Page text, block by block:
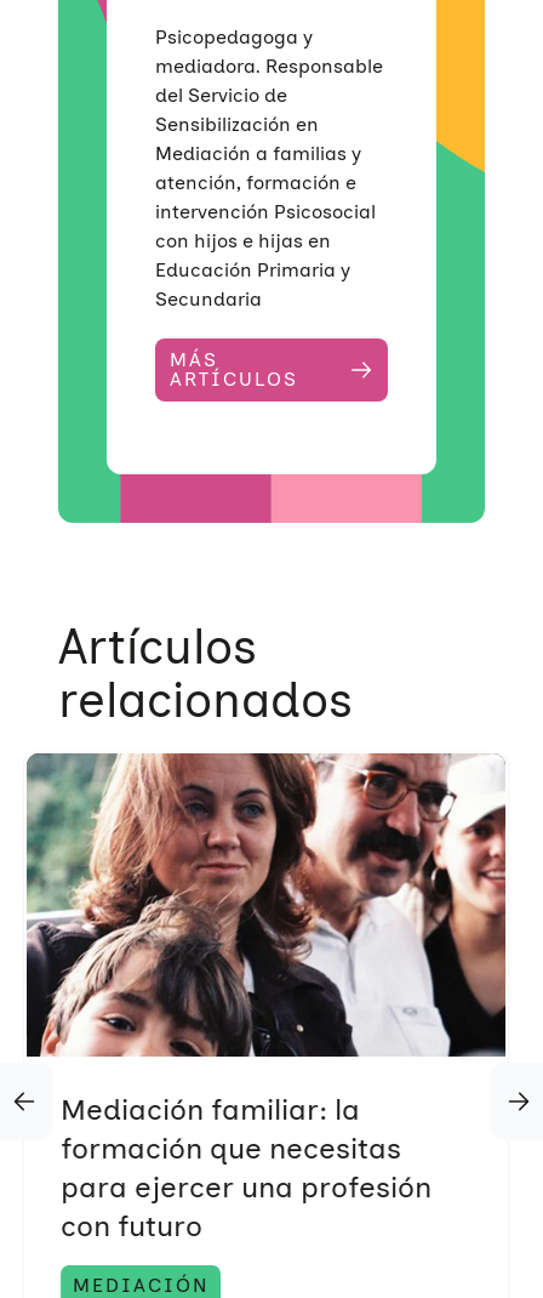
Violencias de género
Incidencia
Trabajo en red
Campañas
Si eres empresa
Hazte voluntaria/o
Psicopedagoga y
mediadora. Responsable
del Servicio de
Sensibilización en
Mediación a familias y
atención, formación e
intervención Psicosocial
con hijos e hijas en
Educación Primaria y
Secundaria
MÁS
ARTÍCULOS
Artículos
relacionados
Mediación familiar: la
formación que necesitas
para ejercer una profesión
con futuro
MEDIACIÓN